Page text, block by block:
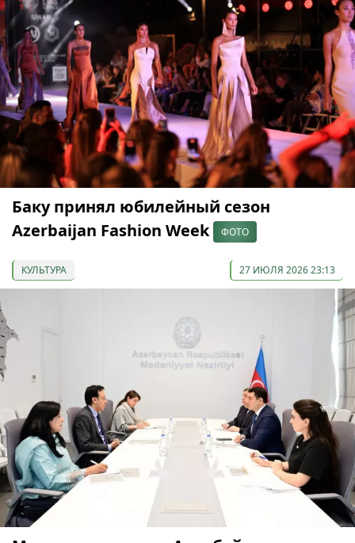
Баку принял юбилейный сезон
Azerbaijan Fashion Week
ФОТО
КУЛЬТУРА 27 ИЮЛЯ 2026 23:13